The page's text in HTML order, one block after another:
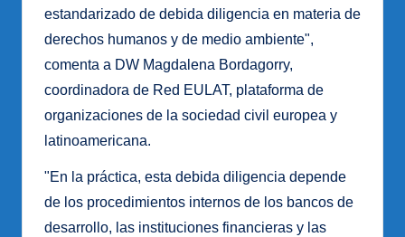
estandarizado de debida diligencia en materia de
derechos humanos y de medio ambiente",
comenta a DW Magdalena Bordagorry,
coordinadora de Red EULAT, plataforma de
organizaciones de la sociedad civil europea y
latinoamericana.
"En la práctica, esta debida diligencia depende
de los procedimientos internos de los bancos de
desarrollo, las instituciones financieras y las